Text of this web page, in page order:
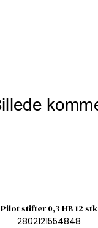
Pilot stifter 0,3 HB 12 stk
2802121554848